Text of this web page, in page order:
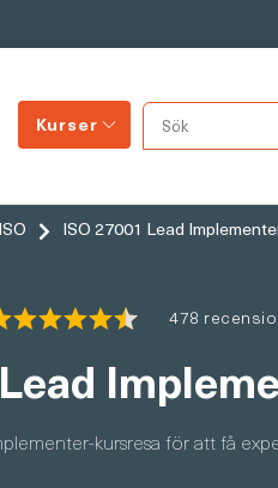
Kurser
ISO ISO 27001 Lead
478
kursresa för att få